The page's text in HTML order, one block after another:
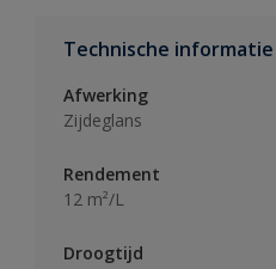
Technische informatie
Afwerking
Zijdeglans
Rendement
12 m²/L
Droogtijd